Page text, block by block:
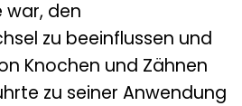
war, den
zu beeinflussen und
Knochen und Zähnen
zu seiner Anwendung